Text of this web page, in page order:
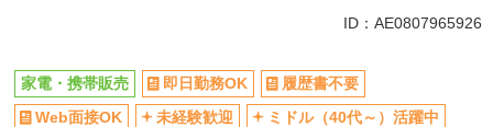
日払い
車通勤OK
交通費支給
社会保険あり
ID：AE0807965926
家電・携帯販売 即日勤務OK
履歴書不要
Web面接OK
未経験歓迎
ミドル（40代～）活躍中